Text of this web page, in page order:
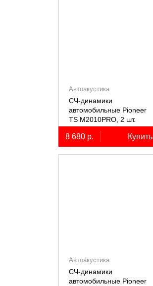
Автоакустика
СЧ-динамики
автомобильные Pioneer
TS M2010PRO, 2 шт.
8 680 р. Купить
Автоакустика
СЧ-динамики
автомобильные Pioneer